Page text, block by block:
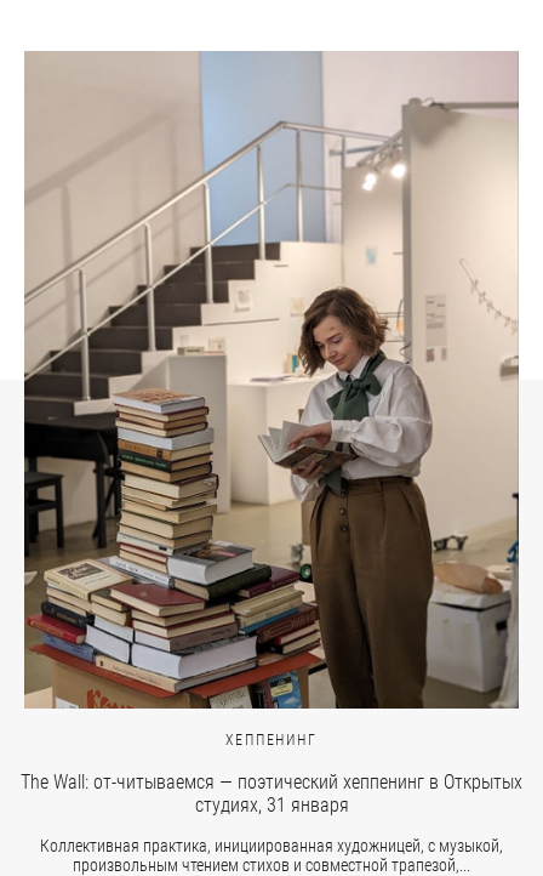
ХЕППЕНИНГ
The Wall: от-читываемся — поэтический хеппенинг в Открытых
студиях, 31 января
Коллективная практика, инициированная художницей, с музыкой,
произвольным чтением стихов и совместной трапезой,...